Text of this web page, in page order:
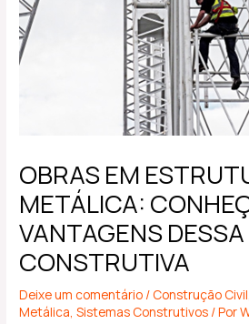
OBRAS EM
METÁLICA:
VANTAGENS
CONSTRUTIVA
Deixe um comentário / Construção Civil
Metálica,Sistemas Construtivos / Por